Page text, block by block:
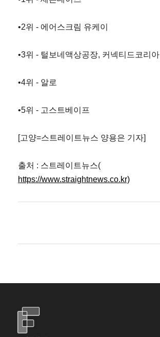
•2위 - 에어스크림 유케이
•3위 - 털보네액상공장, 커넥티드코리아
•4위 - 알로
•5위 - 고스트베이프
[고양=스트레이트뉴스 양용은 기자]
출처 : 스트레이트뉴스(
https://www.straightnews.co.kr)